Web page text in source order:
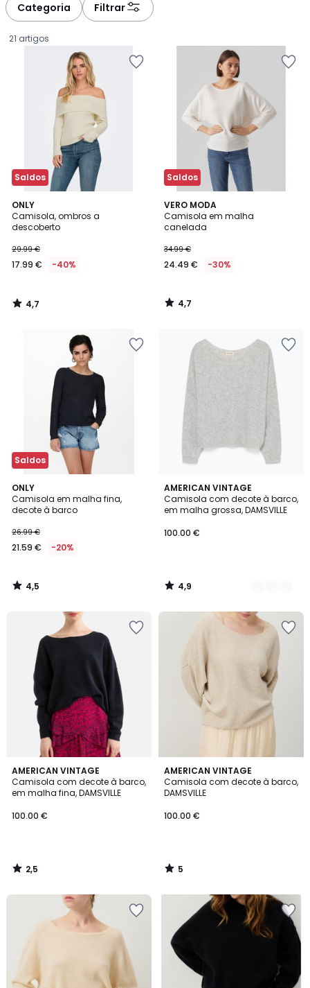
Categoria Filtrar
21 artigos
Saldos
ONLY
Camisola, ombros a
descoberto
€
em
de
29.99
aplicado.
29.99 €
17.99 € -40%
4,7
/ 5
4,7
/
Saldos
VERO MODA
Camisola em malha
canelada
34.99 €
24.49 € -30%
4,7
/ 5
4,7
/
Saldos
ONLY
Camisola em malha fina,
decote à barco
26.99 €
21.59 € -20%
4,5
/ 5
4,5
/
AMERICAN VINTAGE
Camisola com decote à barco,
em malha grossa, DAMSVILLE
100.00 €
4,9
/ 5
3
Cores
4,9
/
AMERICAN VINTAGE
Camisola com decote à barco,
em malha fina, DAMSVILLE
100.00 €
2,5
/ 5
2,5
/
AMERICAN VINTAGE
Camisola com decote à barco,
DAMSVILLE
100.00 €
5
/
5
5
/